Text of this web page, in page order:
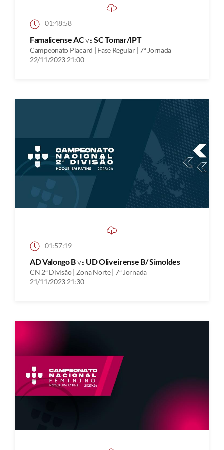
01:48:58
Famalicense ACvsSC Tomar/IPT
Campeonato Placard | Fase Regular | 7ª Jornada
22/11/2023 21:00
01:57:19
AD Valongo Bvs UD Oliveirense B/ Simoldes
CN 2ª Divisão | Zona Norte | 7ª Jornada
21/11/2023 21:30